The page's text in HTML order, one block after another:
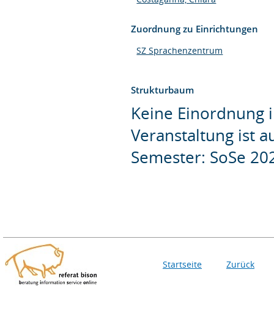
Zuordnung zu Einrichtungen
SZ Sprachenzentrum
Strukturbaum
Keine Einordnung
Veranstaltung ist
Semester: SoSe
Startseite Zurück